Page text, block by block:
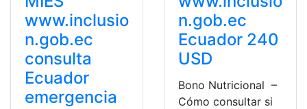
www.inclusio
n.gob.ec
consulta
Ecuador
emergencia
n.gob.ec
Ecuador 240
USD
Bono Nutricional –
Cómo consultar si